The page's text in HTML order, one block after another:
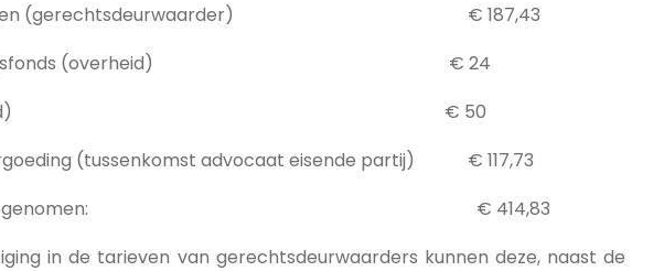
(gerechtsdeurwaarder) € 187,43
(overheid) € 24
(overheid) € 50
(tussenkomst advocaat eisende partij) € 117,73
vonnis opgenomen: € 414,83
in de tarieven van gerechtsdeurwaarders kunnen deze, naast de